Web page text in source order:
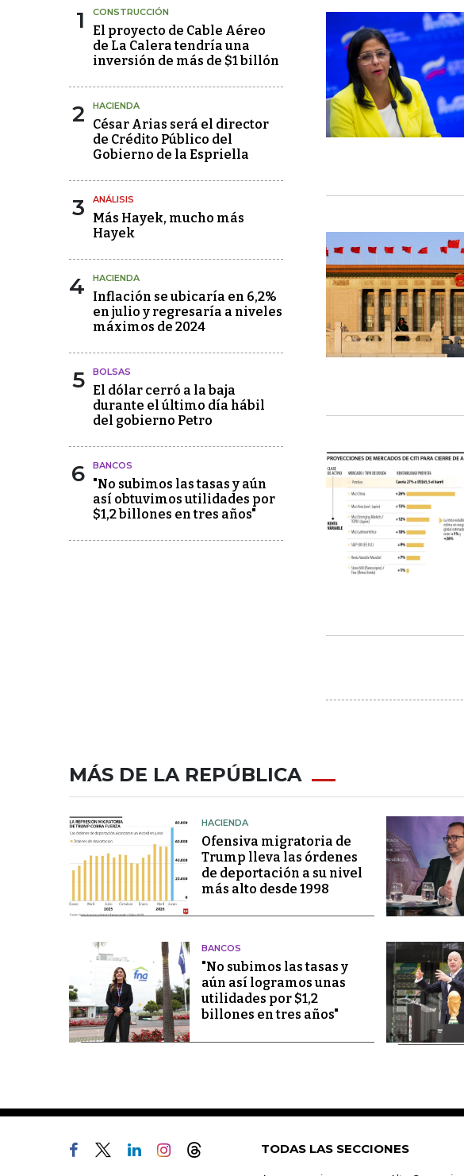
1 CONSTRUCCIÓN
El proyecto de Cable Aéreo
de La Calera tendría una
inversión de más de $1 billón
2 HACIENDA
César Arias será el director
de Crédito Público del
Gobierno de la Espriella
3 ANÁLISIS
Más Hayek, mucho más
Hayek
4 HACIENDA
Inflación se ubicaría en 6,2%
en julio y regresaría a niveles
máximos de 2024
5 BOLSAS
El dólar cerró a la baja
durante el último día hábil
del gobierno Petro
6 BANCOS
"No subimos las tasas y aún
así obtuvimos utilidades por
$1,2 billones en tres años"
MÁS DE LA REPÚBLICA
HACIENDA
Ofensiva migratoria de
Trump lleva las órdenes
de deportación a su nivel
más alto desde 1998
BANCOS
"No subimos las tasas y
aún así logramos unas
utilidades por $1,2
billones en tres años"
TODAS LAS SECCIONES